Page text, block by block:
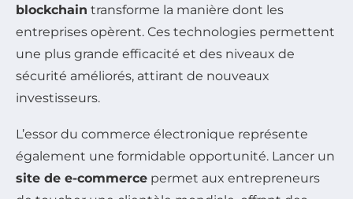
blockchain transforme la manière dont les
entreprises opèrent. Ces technologies permettent
une plus grande efficacité et des niveaux de
sécurité améliorés, attirant de nouveaux
investisseurs.
L’essor du commerce électronique représente
également une formidable opportunité. Lancer un
site de e-commerce permet aux entrepreneurs